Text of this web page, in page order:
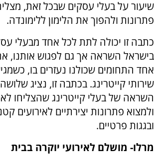
שיעור על בעלי עסקים שבכל זאת,
פתרונות ולהפוך את הלימון ללימונדה.
כתבה זו יכולה לתת לכל אחד מבעלי
בישראל השראה אך גם לפגוש אותנו,
אחד התחומים שכולנו נעזרים בו,
שירותי קייטרינג. בכתבה זו, נציג
השראה של בעלי קייטרינג שהצליחו
ולמצוא פתרונות יצירתיים לאירועים
ובגגות פרטיים.
מרלו- מושלם לאירועי יוקרה בבית